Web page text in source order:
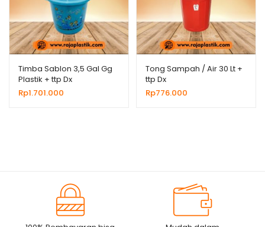
Timba Sablon 3,5 Gal Gg
Plastik + ttp Dx
Rp1.701.000
Tong Sampah / Air 30 Lt +
ttp Dx
Rp776.000